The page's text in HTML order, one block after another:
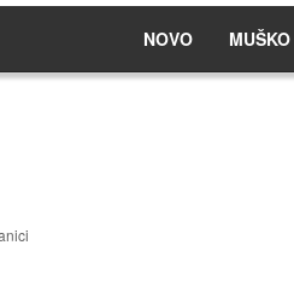
NOVO MUŠKO